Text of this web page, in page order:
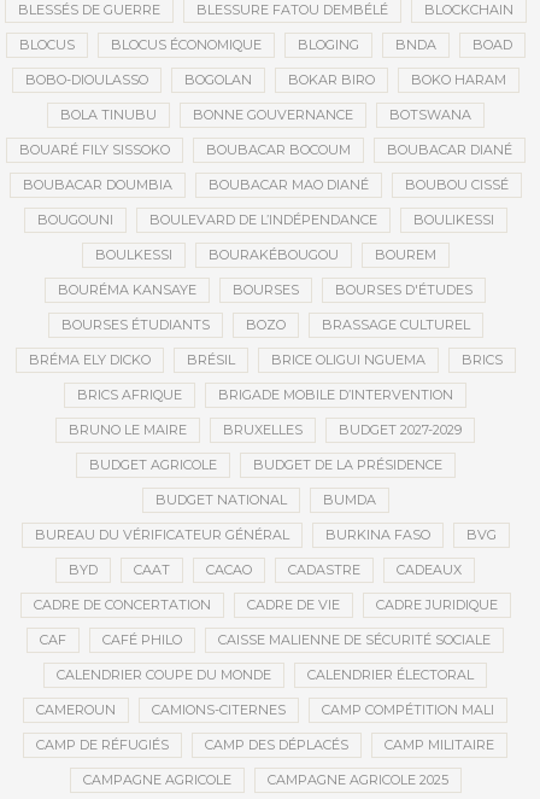
BLESSÉS DE GUERRE BLESSURE FATOU DEMBÉLÉ BLOCKCHAIN
BLOCUS BLOCUS ÉCONOMIQUE BLOGING BNDA BOAD
BOBO-DIOULASSO BOGOLAN BOKAR BIRO BOKO HARAM
BOLA TINUBU BONNE GOUVERNANCE BOTSWANA
BOUARÉ FILY SISSOKO BOUBACAR BOCOUM BOUBACAR DIANÉ
BOUBACAR DOUMBIA BOUBACAR MAO DIANÉ BOUBOU CISSÉ
BOUGOUNI BOULEVARD DE L’INDÉPENDANCE BOULIKESSI
BOULKESSI BOURAKÉBOUGOU BOUREM
BOURÉMA KANSAYE BOURSES BOURSES D'ÉTUDES
BOURSES ÉTUDIANTS BOZO BRASSAGE CULTUREL
BRÉMA ELY DICKO BRÉSIL BRICE OLIGUI NGUEMA BRICS
BRICS AFRIQUE BRIGADE MOBILE D’INTERVENTION
BRUNO LE MAIRE BRUXELLES BUDGET 2027-2029
BUDGET AGRICOLE BUDGET DE LA PRÉSIDENCE
BUDGET NATIONAL BUMDA
BUREAU DU VÉRIFICATEUR GÉNÉRAL BURKINA FASO BVG
BYD CAAT CACAO CADASTRE CADEAUX
CADRE DE CONCERTATION CADRE DE VIE CADRE JURIDIQUE
CAF CAFÉ PHILO CAISSE MALIENNE DE SÉCURITÉ SOCIALE
CALENDRIER COUPE DU MONDE CALENDRIER ÉLECTORAL
CAMEROUN CAMIONS-CITERNES CAMP COMPÉTITION MALI
CAMP DE RÉFUGIÉS CAMP DES DÉPLACÉS CAMP MILITAIRE
CAMPAGNE AGRICOLE CAMPAGNE AGRICOLE 2025